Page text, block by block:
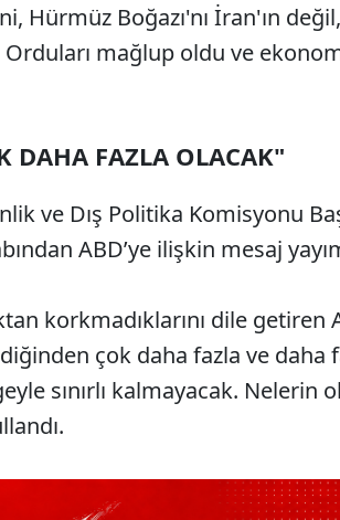
Hürmüz Boğazı'nı İran'ın
Orduları mağlup oldu ve
DAHA FAZLA OLACAK"
ve Dış Politika Komisyonu
ABD’ye ilişkin mesaj
korkmadıklarını dile getiren
çok daha fazla ve daha
sınırlı kalmayacak. Nelerin